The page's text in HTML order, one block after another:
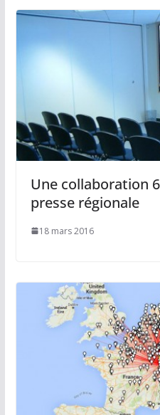
Une collaboration
presse régionale
18 mars 2016